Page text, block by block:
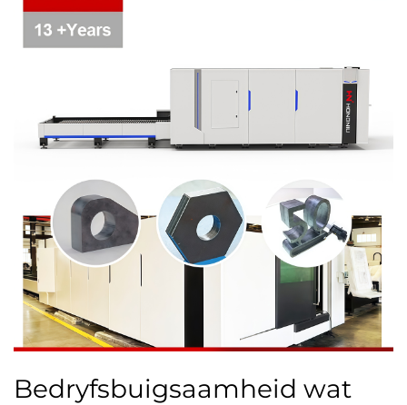
Bedryfsbuigsaamheid wat